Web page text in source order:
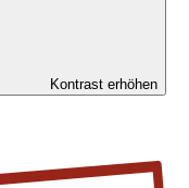
Kontrast erhöhen